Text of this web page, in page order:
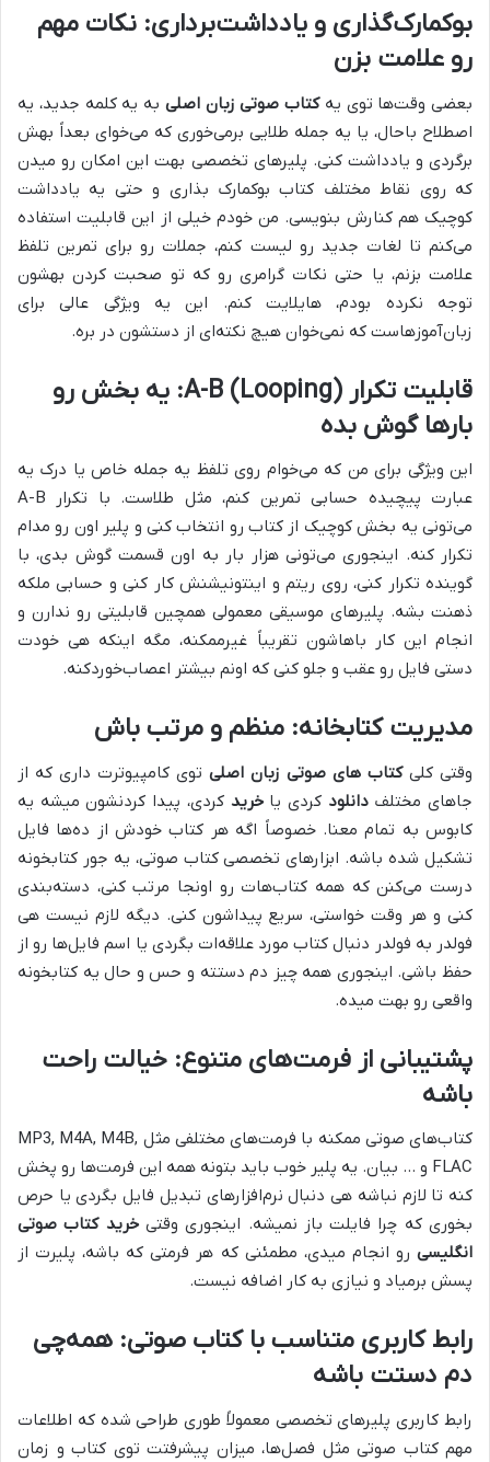
بوکمارک‌گذاری و یادداشت‌برداری: نکات مهم
رو علامت بزن
بعضی وقت‌ها توی یهکتاب صوتی زبان اصلی به یه کلمه جدید، یه
اصطلاح باحال، یا یه جمله طلایی برمی‌خوری که می‌خوای بعداً بهش
برگردی و یادداشت کنی. پلیرهای تخصصی بهت این امکان رو میدن
که روی نقاط مختلف کتاب بوکمارک بذاری و حتی یه یادداشت
کوچیک هم کنارش بنویسی. من خودم خیلی از این قابلیت استفاده
می‌کنم تا لغات جدید رو لیست کنم، جملات رو برای تمرین تلفظ
علامت بزنم، یا حتی نکات گرامری رو که تو صحبت کردن بهشون
توجه نکرده بودم، هایلایت کنم. این یه ویژگی عالی برای
زبان‌آموزهاست که نمی‌خوان هیچ نکته‌ای از دستشون در بره.
قابلیت تکرار A-B (Looping): یه بخش رو
بارها گوش بده
این ویژگی برای من که می‌خوام روی تلفظ یه جمله خاص یا درک یه
عبارت پیچیده حسابی تمرین کنم، مثل طلاست. با تکرار A-B
می‌تونی یه بخش کوچیک از کتاب رو انتخاب کنی و پلیر اون رو مدام
تکرار کنه. اینجوری می‌تونی هزار بار به اون قسمت گوش بدی، با
گوینده تکرار کنی، روی ریتم و اینتونیشنش کار کنی و حسابی ملکه
ذهنت بشه. پلیرهای موسیقی معمولی همچین قابلیتی رو ندارن و
انجام این کار باهاشون تقریباً غیرممکنه، مگه اینکه هی خودت
دستی فایل رو عقب و جلو کنی که اونم بیشتر اعصاب‌خوردکنه.
مدیریت کتابخانه: منظم و مرتب باش
وقتی کلیکتاب های صوتی زبان اصلی توی کامپیوترت داری که از
جاهای مختلفدانلود کردی یاخرید کردی، پیدا کردنشون میشه یه
کابوس به تمام معنا. خصوصاً اگه هر کتاب خودش از ده‌ها فایل
تشکیل شده باشه. ابزارهای تخصصی کتاب صوتی، یه جور کتابخونه
درست می‌کنن که همه کتاب‌هات رو اونجا مرتب کنی، دسته‌بندی
کنی و هر وقت خواستی، سریع پیداشون کنی. دیگه لازم نیست هی
فولدر به فولدر دنبال کتاب مورد علاقه‌ات بگردی یا اسم فایل‌ها رو از
حفظ باشی. اینجوری همه چیز دم دستته و حس و حال یه کتابخونه
واقعی رو بهت میده.
پشتیبانی از فرمت‌های متنوع: خیالت راحت
باشه
کتاب‌های صوتی ممکنه با فرمت‌های مختلفی مثل MP3, M4A, M4B,
FLAC و … بیان. یه پلیر خوب باید بتونه همه این فرمت‌ها رو پخش
کنه تا لازم نباشه هی دنبال نرم‌افزارهای تبدیل فایل بگردی یا حرص
بخوری که چرا فایلت باز نمیشه. اینجوری وقتیخرید کتاب صوتی
انگلیسی رو انجام میدی، مطمئنی که هر فرمتی که باشه، پلیرت از
پسش برمیاد و نیازی به کار اضافه نیست.
رابط کاربری متناسب با کتاب صوتی: همه‌چی
دم دستت باشه
رابط کاربری پلیرهای تخصصی معمولاً طوری طراحی شده که اطلاعات
مهم کتاب صوتی مثل فصل‌ها، میزان پیشرفتت توی کتاب و زمان